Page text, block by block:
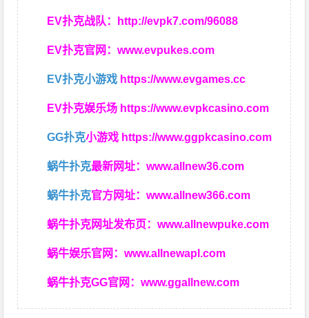
EV扑克战队： http://evpk7.com/96088
EV扑克官网：www.evpukes.com
EV扑克小游戏 https://www.evgames.cc
EV扑克娱乐场 https://www.evpkcasino.com
GG扑克小游戏 https://www.ggpkcasino.com
蜗牛扑克最新网址：www.allnew36.com
蜗牛扑克官方网址：www.allnew366.com
蜗牛扑克网址发布页：www.allnewpuke.com
蜗牛娱乐官网：www.allnewapl.com
蜗牛扑克GG官网：www.ggallnew.com